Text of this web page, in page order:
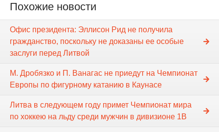
Похожие новости
Офис президента: Эллисон Рид не получила
гражданство, поскольку не доказаны ее особые
заслуги перед Литвой
М. Дробязко и П. Ванагас не приедут на Чемпионат
Европы по фигурному катанию в Каунасе
Литва в следующем году примет Чемпионат мира
по хоккею на льду среди мужчин в дивизионе 1B